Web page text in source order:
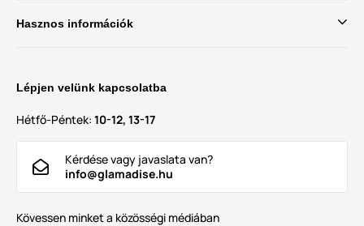
Hasznos információk
Lépjen velünk kapcsolatba
Hétfő-Péntek: 10-12, 13-17
Kérdése vagy javaslata van?
info@glamadise.hu
Kövessen minket a közösségi médiában